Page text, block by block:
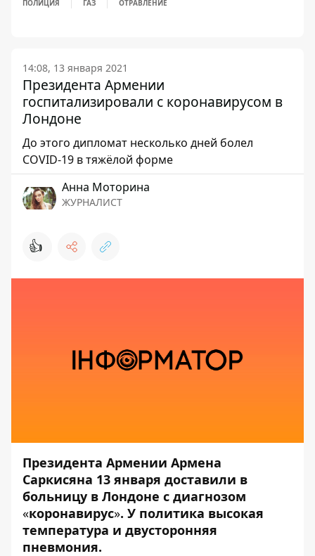
ПОЛИЦИЯ ГАЗ ОТРАВЛЕНИЕ
14:08, 13 января 2021
Президента Армении
госпитализировали с коронавирусом в
Лондоне
До этого дипломат несколько дней болел
COVID-19 в тяжёлой форме
Анна Моторина
ЖУРНАЛИСТ
👍
Президента Армении Армена
Саркисяна 13 января доставили в
больницу в Лондоне с диагнозом
«коронавирус». У политика высокая
температура и двусторонняя
пневмония.